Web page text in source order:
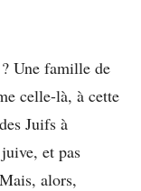
Une famille de
celle-là, à cette
Juifs à
et pas
alors,